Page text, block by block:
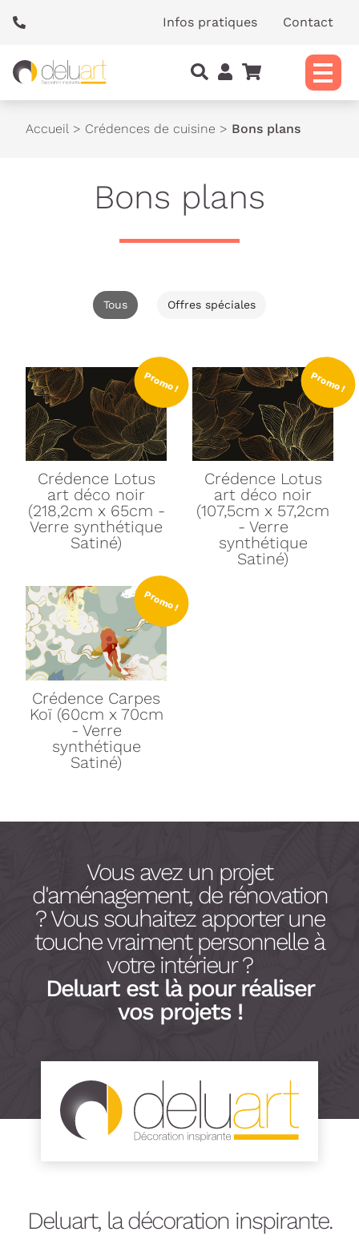
Infos pratiques Contact
Accueil > Crédences de cuisine > Bons plans
Bons plans
Tous Offres spéciales
Promo !
Crédence Lotus
art déco noir
(218,2cm x 65cm -
Verre synthétique
Satiné)
Promo !
Crédence Lotus
art déco noir
(107,5cm x 57,2cm
- Verre
synthétique
Satiné)
Promo !
Crédence Carpes
Koï (60cm x 70cm
- Verre
synthétique
Satiné)
Vous avez un projet
d'aménagement, de rénovation
? Vous souhaitez apporter une
touche vraiment personnelle à
votre intérieur ?
Deluart est là pour réaliser
vos projets !
Deluart, la décoration inspirante.